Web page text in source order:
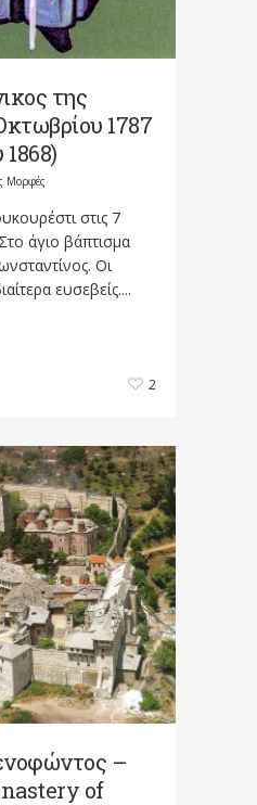
της
1787
1868)
Μορφές
στις 7
άγιο βάπτισμα
Οι
ευσεβείς....
2
–
of